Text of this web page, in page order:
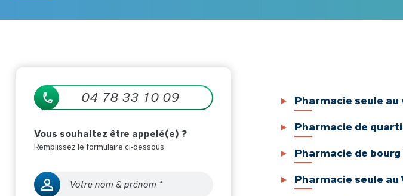
04 78 33 10 09
Vous souhaitez être appelé(e) ?
Remplissez le formulaire ci-dessous
Pharmacie seule au
Pharmacie de
Pharmacie de bourg
Pharmacie seule au